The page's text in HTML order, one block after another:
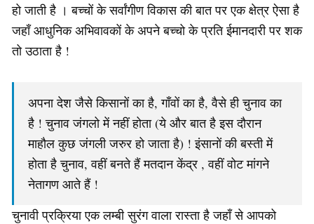
हो जाती है । बच्चों के सर्वांगीण विकास की बात पर एक क्षेत्र ऐसा है
जहाँ आधुनिक अभिवावकों के अपने बच्चो के प्रति ईमानदारी पर शक
तो उठाता है !
अपना देश जैसे किसानों का है, गाँवों का है, वैसे ही चुनाव का
है ! चुनाव जंगलो में नहीं होता (ये और बात है इस दौरान
माहौल कुछ जंगली जरुर हो जाता है) ! इंसानों की बस्ती में
होता है चुनाव, वहीं बनते हैं मतदान केंद्र , वहीं वोट मांगने
नेतागण आते हैं !
चुनावी प्रक्रिया एक लम्बी सुरंग वाला रास्ता है जहाँ से आपको